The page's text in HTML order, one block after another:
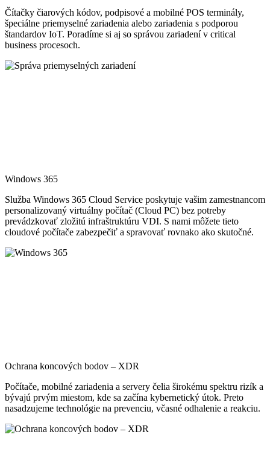
Čítačky čiarových kódov, podpisové a mobilné POS terminály,
špeciálne priemyselné zariadenia alebo zariadenia s podporou
štandardov IoT. Poradíme si aj so správou zariadení v critical
business procesoch.
Windows 365
Služba Windows 365 Cloud Service poskytuje vašim zamestnancom
personalizovaný virtuálny počítač (Cloud PC) bez potreby
prevádzkovať zložitú infraštruktúru VDI. S nami môžete tieto
cloudové počítače zabezpečiť a spravovať rovnako ako skutočné.
Ochrana koncových bodov – XDR
Počítače, mobilné zariadenia a servery čelia širokému spektru rizík a
bývajú prvým miestom, kde sa začína kybernetický útok. Preto
nasadzujeme technológie na prevenciu, včasné odhalenie a reakciu.